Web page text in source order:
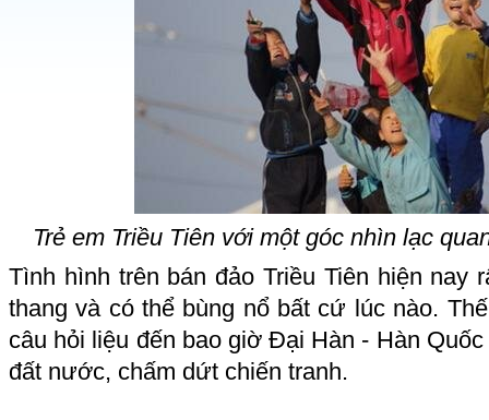
Trẻ em Triều Tiên với một góc nhìn lạc
Tình hình trên bán đảo Triều Tiên hiện nay
thang và có thể bùng nổ bất cứ lúc nào.
câu hỏi liệu đến bao giờ Đại Hàn - Hàn
đất nước, chấm dứt chiến tranh.